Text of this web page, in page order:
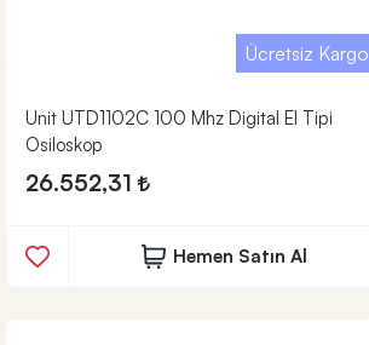
Ücretsiz Kargo
Unit UTD1102C 100 Mhz Digital El Tipi
Osiloskop
26.552,31
Hemen Satın Al